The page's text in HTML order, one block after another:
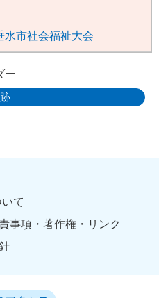
水市社会福祉大会
ー
て
事項・著作権・リンク